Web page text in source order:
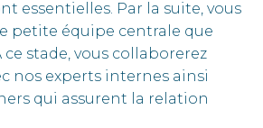
essentielles. Par la suite, vous
petite équipe centrale que
ce stade, vous collaborerez
nos experts internes ainsi
qui assurent la relation